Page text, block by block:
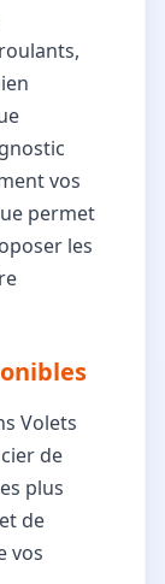
vos
permet
les
Volets
de
plus
de
vos